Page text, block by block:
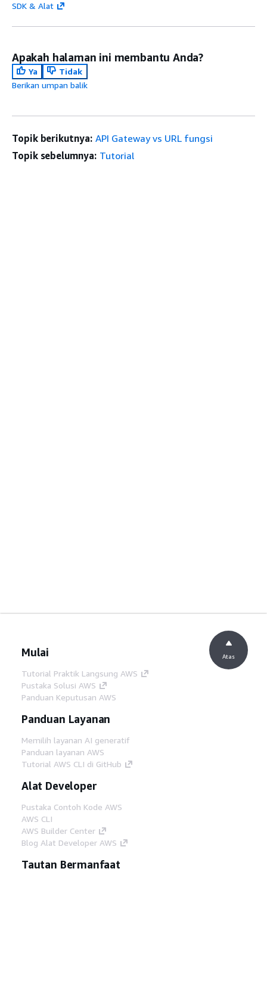
SDK & Alat
Apakah halaman ini membantu Anda?
Ya
Tidak
Berikan umpan balik
Topik berikutnya: API Gateway vs URL fungsi
Topik sebelumnya: Tutorial
Mulai
Tutorial Praktik Langsung AWS
Pustaka Solusi AWS
Panduan Keputusan AWS
Panduan Layanan
Memilih layanan AI generatif
Panduan layanan AWS
Tutorial AWS CLI di GitHub
Alat Developer
Pustaka Contoh Kode AWS
AWS CLI
AWS Builder Center
Blog Alat Developer AWS
Tautan Bermanfaat
Atas